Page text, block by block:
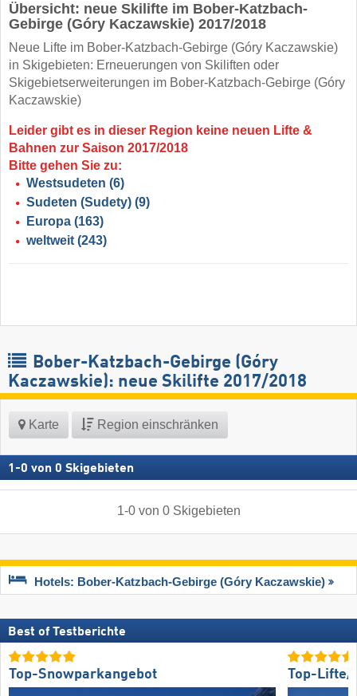
Übersicht: neue Skilifte im Bober-Katzbach-
Gebirge (Góry Kaczawskie) 2017/2018
Neue Lifte im Bober-Katzbach-Gebirge (Góry Kaczawskie)
in Skigebieten: Erneuerungen von Skiliften oder
Skigebietserweiterungen im Bober-Katzbach-Gebirge (Góry
Kaczawskie)
Leider gibt es in dieser Region keine neuen Lifte &
Bahnen zur Saison 2017/2018
Bitte gehen Sie zu:
Westsudeten (6)
Sudeten (Sudety) (9)
Europa (163)
weltweit (243)
Bober-Katzbach-Gebirge (Góry
Kaczawskie): neue Skilifte 2017/2018
Karte Region einschränken
1 -0 von 0 Skigebieten
1-0von 0 Skigebieten
Hotels: Bober-Katzbach-Gebirge (Góry Kaczawskie)
Best of Testberichte
Top-Snowparkangebot Top-Lifte/